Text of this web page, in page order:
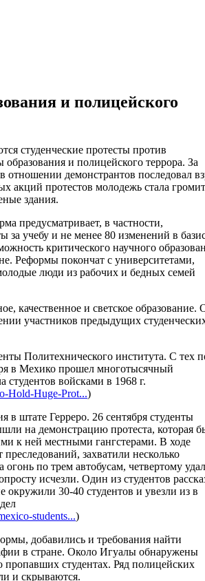
и полицейского
студенческие протесты против
и полицейского террора. За
отношении демонстрантов последовал
акций протестов молодежь стала
здания.
предусматривает, в частности,
учебу и не менее 80 изменений в
критического научного
Реформы покончат с университетами,
люди из рабочих и бедных семей
качественное и светское образование.
участников предыдущих
Политехнического института. С тех
в Мехико прошел многотысячный
студентов войсками в 1968 г.
Hold-Huge-Prot...)
в штате Герреро. 26 сентября студенты
на демонстрацию протеста, которая
к ней местными гангстерами. В ходе
захватили несколько
по трем автобусам, четвертому
исчезли. Один из студентов
окружили 30-40 студентов и увезли из в
students...)
добавились и требования найти
в стране. Около Игуалы обнаружены
пропавших студентах. Ряд полицейских
и скрываются.